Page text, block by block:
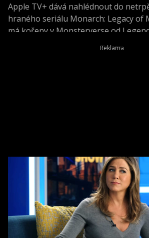
Apple TV+ dává nahlédnout do
hraného seriálu Monarch: Legacy of
má kořeny v Monsterverse od